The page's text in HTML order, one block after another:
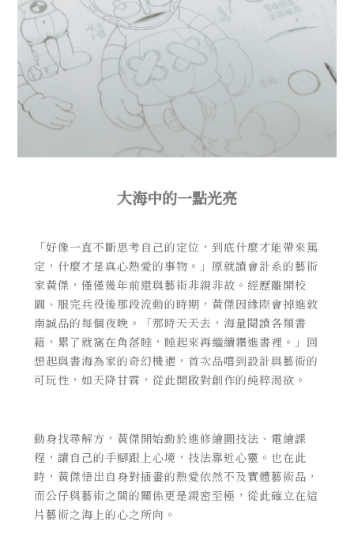
大海中的一點光亮
「好像一直不斷思考自己的定位，到底什麼才能帶來篤
定，什麼才是真心熱愛的事物。」原就讀會計系的藝術
家黃傑，僅僅幾年前還與藝術非親非故。經歷離開校
園、服完兵役後那段流動的時期，黃傑因緣際會掉進敦
南誠品的每個夜晚。「那時天天去，海量閱讀各類書
籍，累了就窩在角落睡，睡起來再繼續鑽進書裡。」回
想起與書海為家的奇幻機遇，首次品嚐到設計與藝術的
可玩性，如天降甘霖，從此開啟對創作的純粹渴欲。
動身找尋解方，黃傑開始勤於進修繪圖技法、電繪課
程，讓自己的手腳跟上心境，技法靠近心靈。也在此
時，黃傑悟出自身對插畫的熱愛依然不及實體藝術品，
而公仔與藝術之間的關係更是親密至極，從此確立在這
片藝術之海上的心之所向。